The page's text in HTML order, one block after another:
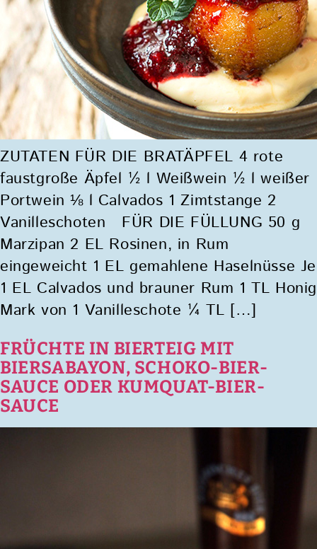
ZUTATEN FÜR DIE BRATÄPFEL 4 rote
faustgroße Äpfel ½ l Weißwein ½ l weißer
Portwein ⅛ l Calvados 1 Zimtstange 2
Vanilleschoten FÜR DIE FÜLLUNG 50 g
Marzipan 2 EL Rosinen, in Rum
eingeweicht 1 EL gemahlene Haselnüsse Je
1 EL Calvados und brauner Rum 1 TL Honig
Mark von 1 Vanilleschote ¼ TL […]
FRÜCHTE IN BIERTEIG MIT
BIERSABAYON, SCHOKO-BIER-
SAUCE ODER KUMQUAT-BIER-
SAUCE